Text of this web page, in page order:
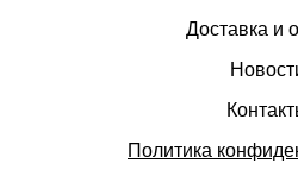
Политика
Доставка и